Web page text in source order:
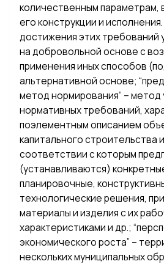
количественным параметрам,
его конструкции и
достижения этих требований
на добровольной основе с
применения иных способов
альтернативной основе;
метод нормирования” – метод
нормативных требований,
поэлементным описанием
капитального строительства
соответствии с которым
(устанавливаются)
планировочные,
технологические решения,
материалы и изделия с их
характеристиками и др.;
экономического роста” –
нескольких муниципальных